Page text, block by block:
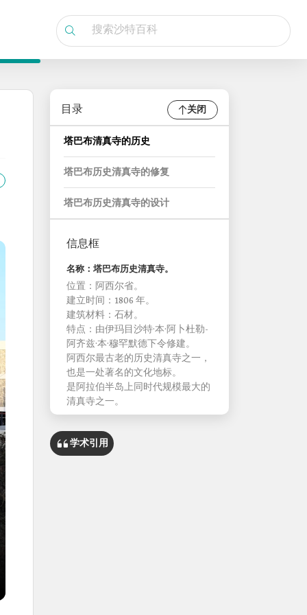
目录 关闭
塔巴布清真寺的历史
塔巴布历史清真寺的修复
塔巴布历史清真寺的设计
信息框
名称：塔巴布历史清真寺。
位置：阿西尔省。
建立时间：1806 年。
建筑材料：石材。
特点：由伊玛目沙特·本·阿卜杜勒-
阿齐兹·本·穆罕默德下令修建。
阿西尔最古老的历史清真寺之一，
也是一处著名的文化地标。
是阿拉伯半岛上同时代规模最大的
清真寺之一。
学术引用